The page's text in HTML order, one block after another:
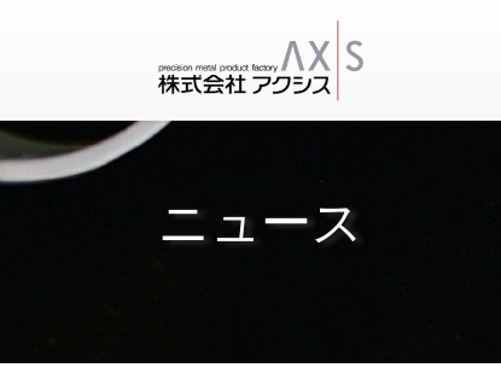
ニュース